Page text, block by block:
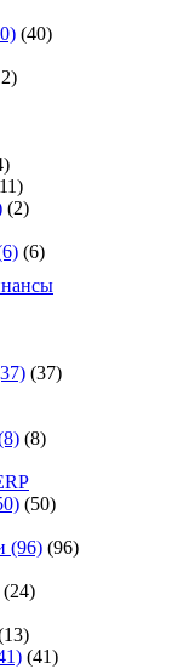
(40)
(2)
(6)
(37)
(8)
(50)
(96) (96)
(24)
(41)